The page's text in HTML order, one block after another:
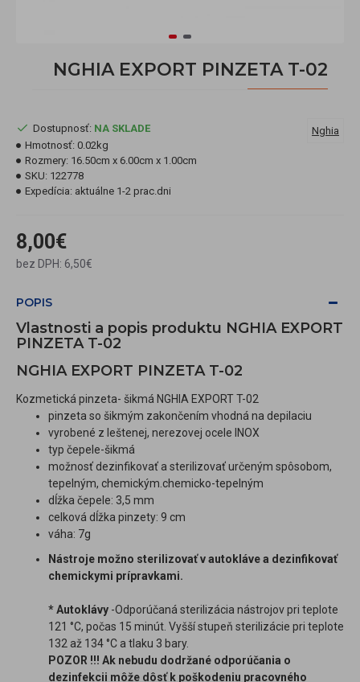
NGHIA EXPORT PINZETA T-02
8,00€
bez DPH: 6,50€
Dostupnosť: NA SKLADE
Hmotnosť: 0.02kg
Rozmery: 16.50cm x 6.00cm x 1.00cm
SKU: 122778
Expedícia: aktuálne 1-2 prac.dni
Nghia
POPIS
Vlastnosti a popis produktu NGHIA EXPORT
PINZETA T-02
NGHIA EXPORT PINZETA T-02
Kozmetická pinzeta- šikmá NGHIA EXPORT T-02
pinzeta so šikmým zakončením vhodná na depilaciu
vyrobené z leštenej, nerezovej ocele INOX
typ čepele-šikmá
možnosť dezinfikovať a sterilizovať určeným spôsobom,
tepelným, chemickým.chemicko-tepelným
dĺžka čepele: 3,5 mm
celková dĺžka pinzety: 9 cm
váha: 7g
Nástroje možno sterilizovať v autokláve a dezinfikovať
chemickymi prípravkami.
* Autoklávy -Odporúčaná sterilizácia nástrojov pri teplote
121 °C, počas 15 minút. Vyšší stupeň sterilizácie pri teplote
132 až 134 °C a tlaku 3 bary.
POZOR !!! Ak nebudu dodržané odporúčania o
dezinfekcii môže dôsť k poškodeniu pracovného